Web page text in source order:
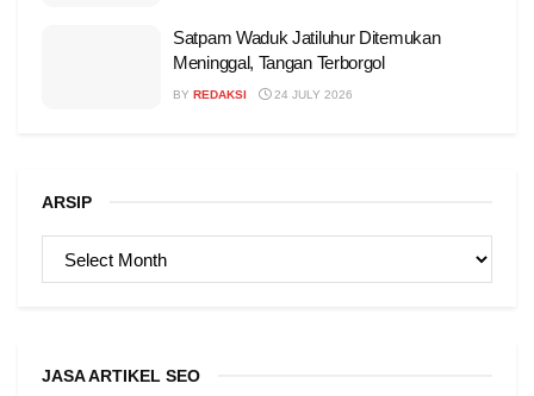
Satpam Waduk Jatiluhur Ditemukan
Meninggal, Tangan Terborgol
BY REDAKSI 24 JULY 2026
ARSIP
JASA ARTIKEL SEO